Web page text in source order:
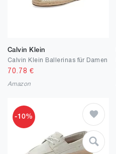
Calvin Klein
Calvin Klein Ballerinas für Damen
70.78 €
Amazon
-10%